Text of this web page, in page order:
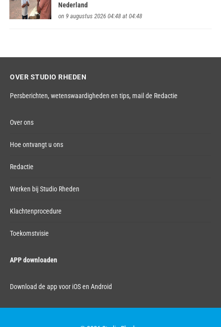
Nederland
on 9 augustus 2026 04:48 at 04:48
OVER STUDIO RHEDEN
Persberichten, wetenswaardigheden en tips, mail de Redactie
Over ons
Hoe ontvangt u ons
Redactie
Werken bij Studio Rheden
Klachtenprocedure
Toekomstvisie
APP downloaden
Download de app voor iOS en Android